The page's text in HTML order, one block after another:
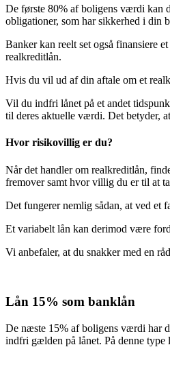
De første 80% af boligens værdi kan
obligationer, som har sikkerhed i din
Banker kan reelt set også finansiere
realkreditlån.
Hvis du vil ud af din aftale om et
Vil du indfri lånet på et andet
til deres aktuelle værdi. Det betyder,
Hvor risikovillig er du?
Når det handler om realkreditlån,
fremover samt hvor villig du er til at
Det fungerer nemlig sådan, at ved et
Et variabelt lån kan derimod være
Vi anbefaler, at du snakker med en
Lån 15% som banklån
De næste 15% af boligens værdi har
indfri gælden på lånet. På denne type